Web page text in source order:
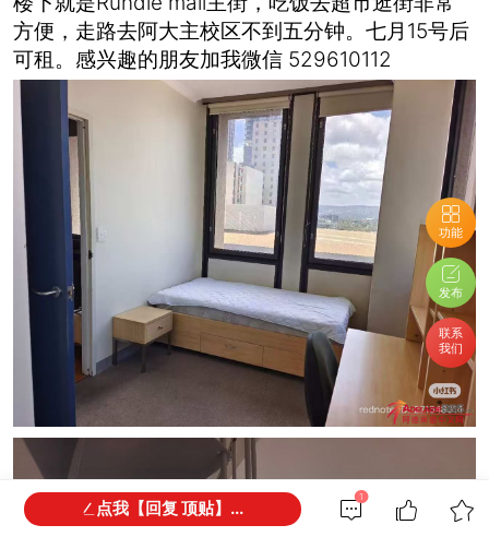
功能
发布
联系
我们
方便，走路去阿大主校区不到五分钟。七月15号后
可租。感兴趣的朋友加我微信 529610112
1
点我【回复 顶贴】...